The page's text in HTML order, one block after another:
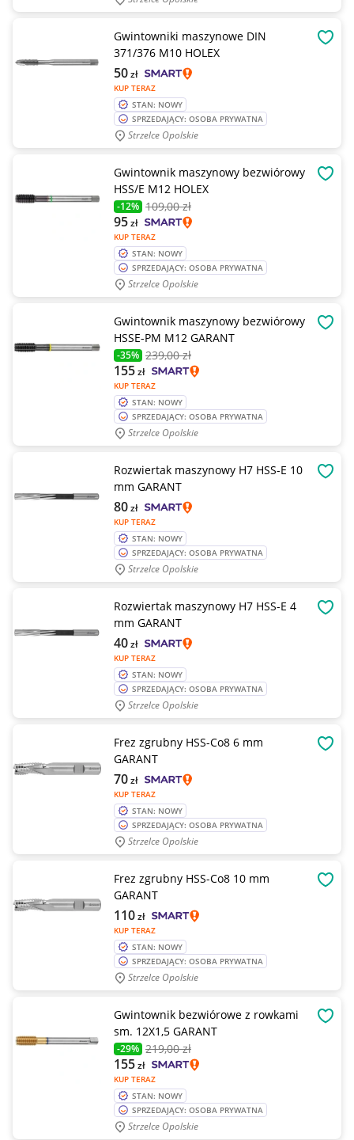
Gwintowniki maszynowe DIN
371/376 M10 HOLEX
KUP TERAZ
50zł
STAN: NOWY
SPRZEDAJĄCY: OSOBA PRYWATNA
Strzelce Opolskie
Gwintownik maszynowy bezwiórowy
HSS/E M12 HOLEX
-12% 109,00 zł
KUP TERAZ
95zł
STAN: NOWY
SPRZEDAJĄCY: OSOBA PRYWATNA
Strzelce Opolskie
Gwintownik maszynowy bezwiórowy
HSSE-PM M12 GARANT
-35% 239,00 zł
KUP TERAZ
155zł
STAN: NOWY
SPRZEDAJĄCY: OSOBA PRYWATNA
Strzelce Opolskie
Rozwiertak maszynowy H7 HSS-E 10
mm GARANT
KUP TERAZ
80zł
STAN: NOWY
SPRZEDAJĄCY: OSOBA PRYWATNA
Strzelce Opolskie
Rozwiertak maszynowy H7 HSS-E 4
mm GARANT
KUP TERAZ
40zł
STAN: NOWY
SPRZEDAJĄCY: OSOBA PRYWATNA
Strzelce Opolskie
Frez zgrubny HSS-Co8 6 mm
GARANT
KUP TERAZ
70zł
STAN: NOWY
SPRZEDAJĄCY: OSOBA PRYWATNA
Strzelce Opolskie
Frez zgrubny HSS-Co8 10 mm
GARANT
KUP TERAZ
110zł
STAN: NOWY
SPRZEDAJĄCY: OSOBA PRYWATNA
Strzelce Opolskie
Gwintownik bezwiórowe z rowkami
sm. 12X1,5 GARANT
-29% 219,00 zł
KUP TERAZ
155zł
STAN: NOWY
SPRZEDAJĄCY: OSOBA PRYWATNA
Strzelce Opolskie